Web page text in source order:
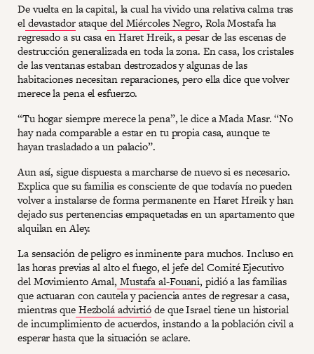
De vuelta en la capital, la cual ha vivido una relativa calma tras
eldevastadorataquedel Miércoles Negro, Rola Mostafa ha
regresado a su casa en Haret Hreik, a pesar de las escenas de
destrucción generalizada en toda la zona. En casa, los cristales
de las ventanas estaban destrozados y algunas de las
habitaciones necesitan reparaciones, pero ella dice que volver
merece la pena el esfuerzo.
“Tu hogar siempre merece la pena”, le dice a Mada Masr. “No
hay nada comparable a estar en tu propia casa, aunque te
hayan trasladado a un palacio”.
Aun así, sigue dispuesta a marcharse de nuevo si es necesario.
Explica que su familia es consciente de que todavía no pueden
volver a instalarse de forma permanente en Haret Hreik y han
dejado sus pertenencias empaquetadas en un apartamento que
alquilan en Aley.
La sensación de peligro es inminente para muchos. Incluso en
las horas previas al alto el fuego, el jefe del Comité Ejecutivo
del Movimiento Amal, Mustafa al-Fouani, pidió a las familias
que actuaran con cautela y paciencia antes de regresar a casa,
mientras queHezbolá advirtióde que Israel tiene un historial
de incumplimiento de acuerdos, instando a la población civil a
esperar hasta que la situación se aclare.